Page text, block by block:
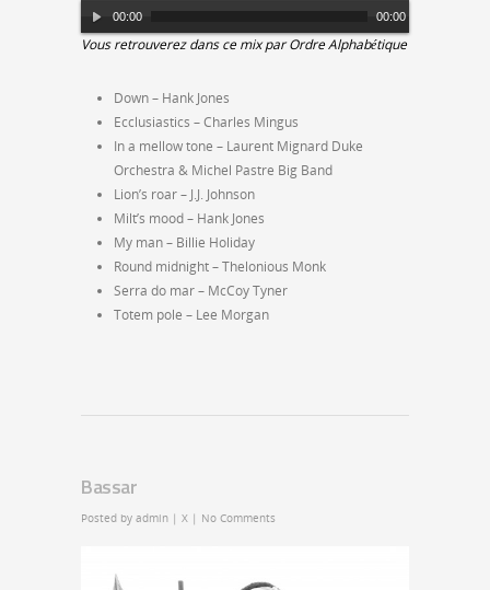
Lecteur
audio
00:00 00:00
Vous retrouverez dans ce mix par Ordre Alphabétique
Down – Hank Jones
Ecclusiastics – Charles Mingus
In a mellow tone – Laurent Mignard Duke
Orchestra & Michel Pastre Big Band
Lion’s roar – J.J. Johnson
Milt’s mood – Hank Jones
My man – Billie Holiday
Round midnight – Thelonious Monk
Serra do mar – McCoy Tyner
Totem pole – Lee Morgan
Bassar
Posted by admin | X | No Comments